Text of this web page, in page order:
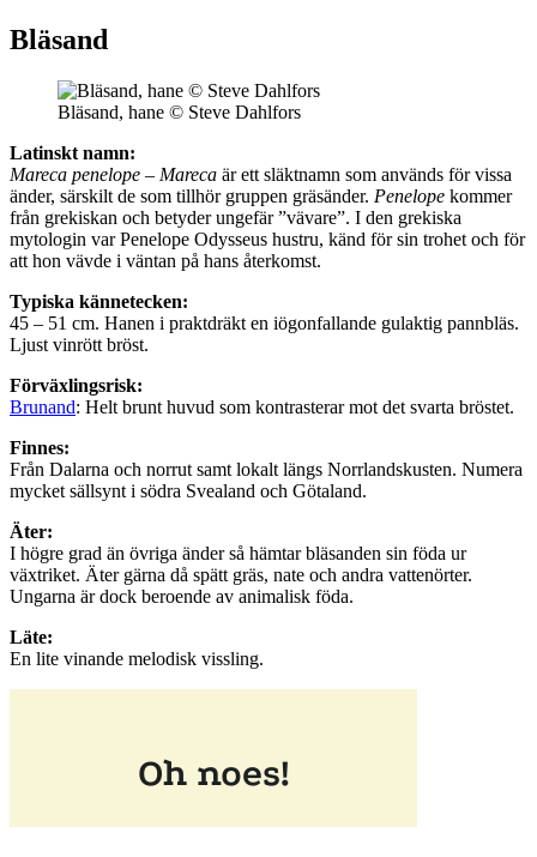
Bläsand
Bläsand, hane © Steve Dahlfors
Latinskt namn:
Mareca penelope – Mareca är ett släktnamn som används för vissa
änder, särskilt de som tillhör gruppen gräsänder. Penelope kommer
från grekiskan och betyder ungefär ”vävare”. I den grekiska
mytologin var Penelope Odysseus hustru, känd för sin trohet och för
att hon vävde i väntan på hans återkomst.
Typiska kännetecken:
45 – 51 cm. Hanen i praktdräkt en iögonfallande gulaktig pannbläs.
Ljust vinrött bröst.
Förväxlingsrisk:
Brunand: Helt brunt huvud som kontrasterar mot det svarta bröstet.
Finnes:
Från Dalarna och norrut samt lokalt längs Norrlandskusten. Numera
mycket sällsynt i södra Svealand och Götaland.
Äter:
I högre grad än övriga änder så hämtar bläsanden sin föda ur
växtriket. Äter gärna då spätt gräs, nate och andra vattenörter.
Ungarna är dock beroende av animalisk föda.
Läte:
En lite vinande melodisk vissling.